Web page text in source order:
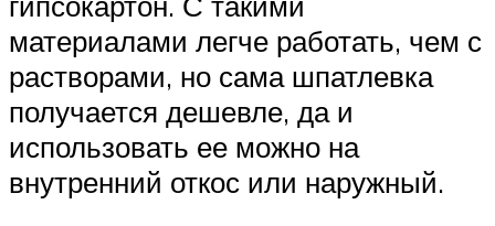
материалами легче работать, чем с
растворами, но сама шпатлевка
получается дешевле, да и
использовать ее можно на
внутренний откос или наружный.